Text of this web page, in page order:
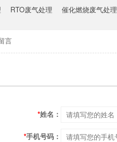
RTO废气处理 催化燃烧废气处理
言
*姓名：
*手机号码：